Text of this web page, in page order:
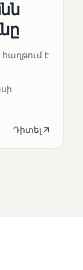
հաղթում է
Դիտել